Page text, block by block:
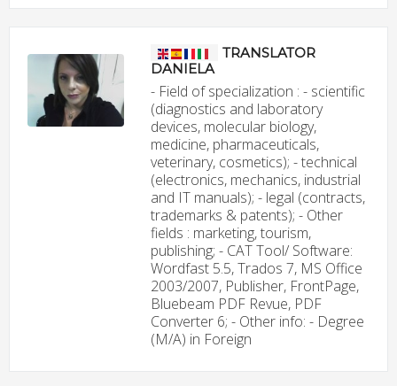
TRANSLATOR
DANIELA
- Field of specialization : - scientific
(diagnostics and laboratory
devices, molecular biology,
medicine, pharmaceuticals,
veterinary, cosmetics); - technical
(electronics, mechanics, industrial
and IT manuals); - legal (contracts,
trademarks & patents); - Other
fields : marketing, tourism,
publishing; - CAT Tool/ Software:
Wordfast 5.5, Trados 7, MS Office
2003/2007, Publisher, FrontPage,
Bluebeam PDF Revue, PDF
Converter 6; - Other info: - Degree
(M/A) in Foreign